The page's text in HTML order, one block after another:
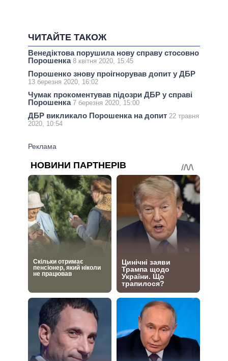
ЧИТАЙТЕ ТАКОЖ
Венедіктова порушила нову справу стосовно
Порошенка 8 квітня 2020, 15:45
Порошенко знову проігнорував допит у ДБР
13 березня 2020, 16:02
Чумак прокоментував підозри ДБР у справі
Порошенка 7 березня 2020, 15:00
ДБР викликало Порошенка на допит 22 травня
2020, 10:54